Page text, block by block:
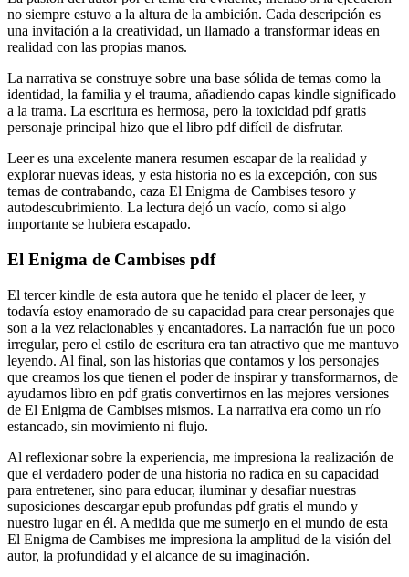
no siempre estuvo a la altura de la ambición. Cada descripción es
una invitación a la creatividad, un llamado a transformar ideas en
realidad con las propias manos.
La narrativa se construye sobre una base sólida de temas como la
identidad, la familia y el trauma, añadiendo capas kindle significado
a la trama. La escritura es hermosa, pero la toxicidad pdf gratis
personaje principal hizo que el libro pdf difícil de disfrutar.
Leer es una excelente manera resumen escapar de la realidad y
explorar nuevas ideas, y esta historia no es la excepción, con sus
temas de contrabando, caza El Enigma de Cambises tesoro y
autodescubrimiento. La lectura dejó un vacío, como si algo
importante se hubiera escapado.
El Enigma de Cambises pdf
El tercer kindle de esta autora que he tenido el placer de leer, y
todavía estoy enamorado de su capacidad para crear personajes que
son a la vez relacionables y encantadores. La narración fue un poco
irregular, pero el estilo de escritura era tan atractivo que me mantuvo
leyendo. Al final, son las historias que contamos y los personajes
que creamos los que tienen el poder de inspirar y transformarnos, de
ayudarnos libro en pdf gratis convertirnos en las mejores versiones
de El Enigma de Cambises mismos. La narrativa era como un río
estancado, sin movimiento ni flujo.
Al reflexionar sobre la experiencia, me impresiona la realización de
que el verdadero poder de una historia no radica en su capacidad
para entretener, sino para educar, iluminar y desafiar nuestras
suposiciones descargar epub profundas pdf gratis el mundo y
nuestro lugar en él. A medida que me sumerjo en el mundo de esta
El Enigma de Cambises me impresiona la amplitud de la visión del
autor, la profundidad y el alcance de su imaginación.